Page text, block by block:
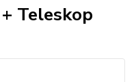
Teleskop